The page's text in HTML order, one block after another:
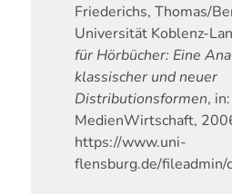
Friederichs, Thomas/
Universität Koblenz-
für Hörbücher: Eine
klassischer und neuer
Distributionsformen,
MedienWirtschaft,
https://www.uni-
flensburg.de/